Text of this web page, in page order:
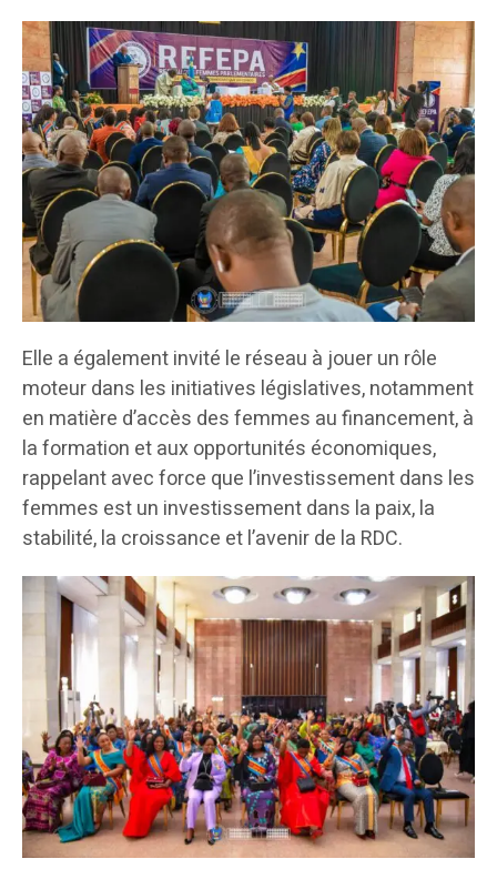
Elle a également invité le réseau à jouer un rôle
moteur dans les initiatives législatives, notamment
en matière d’accès des femmes au financement, à
la formation et aux opportunités économiques,
rappelant avec force que l’investissement dans les
femmes est un investissement dans la paix, la
stabilité, la croissance et l’avenir de la RDC.